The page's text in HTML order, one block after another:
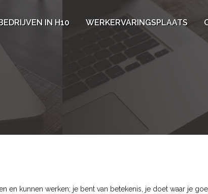
IN H10 WERKERVARINGSPLAATS
en kunnen werken; je bent van betekenis, je doet waar je